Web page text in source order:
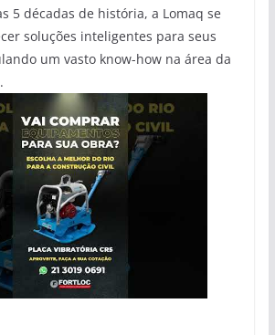
5 décadas de história, a Lomaq se
soluções inteligentes para seus
um vasto know-how na área da